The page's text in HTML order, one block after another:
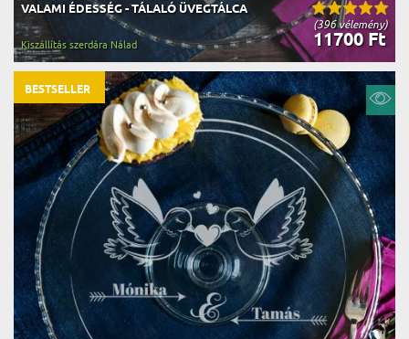
(396 vélemény)
VALAMI ÉDESSÉG - TÁLALÓ ÜVEGTÁLCA
11700 Ft
Kiszállítás szerdára Nálad
BESTSELLER